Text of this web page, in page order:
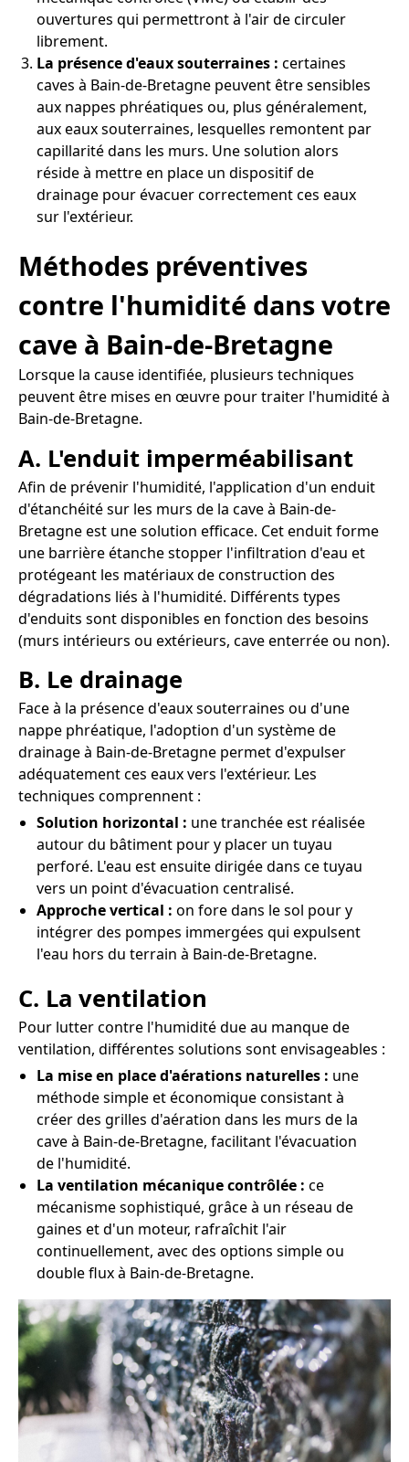
ouvertures qui permettront à l'air de circuler
librement.
La présence d'eaux souterraines : certaines
caves à Bain-de-Bretagne peuvent être sensibles
aux nappes phréatiques ou, plus généralement,
aux eaux souterraines, lesquelles remontent par
capillarité dans les murs. Une solution alors
réside à mettre en place un dispositif de
drainage pour évacuer correctement ces eaux
sur l'extérieur.
Méthodes préventives
contre l'humidité dans votre
cave à Bain-de-Bretagne
Lorsque la cause identifiée, plusieurs techniques
peuvent être mises en œuvre pour traiter l'humidité à
Bain-de-Bretagne.
A. L'enduit imperméabilisant
Afin de prévenir l'humidité, l'application d'un enduit
d'étanchéité sur les murs de la cave à Bain-de-
Bretagne est une solution efficace. Cet enduit forme
une barrière étanche stopper l'infiltration d'eau et
protégeant les matériaux de construction des
dégradations liés à l'humidité. Différents types
d'enduits sont disponibles en fonction des besoins
(murs intérieurs ou extérieurs, cave enterrée ou non).
B. Le drainage
Face à la présence d'eaux souterraines ou d'une
nappe phréatique, l'adoption d'un système de
drainage à Bain-de-Bretagne permet d'expulser
adéquatement ces eaux vers l'extérieur. Les
techniques comprennent :
Solution horizontal : une tranchée est réalisée
autour du bâtiment pour y placer un tuyau
perforé. L'eau est ensuite dirigée dans ce tuyau
vers un point d'évacuation centralisé.
Approche vertical : on fore dans le sol pour y
intégrer des pompes immergées qui expulsent
l'eau hors du terrain à Bain-de-Bretagne.
C. La ventilation
Pour lutter contre l'humidité due au manque de
ventilation, différentes solutions sont envisageables :
La mise en place d'aérations naturelles : une
méthode simple et économique consistant à
créer des grilles d'aération dans les murs de la
cave à Bain-de-Bretagne, facilitant l'évacuation
de l'humidité.
La ventilation mécanique contrôlée : ce
mécanisme sophistiqué, grâce à un réseau de
gaines et d'un moteur, rafraîchit l'air
continuellement, avec des options simple ou
double flux à Bain-de-Bretagne.